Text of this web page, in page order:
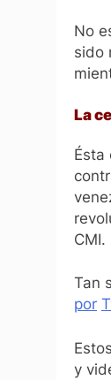
No
sido
La
Ésta
CMI.
Tan
por
y